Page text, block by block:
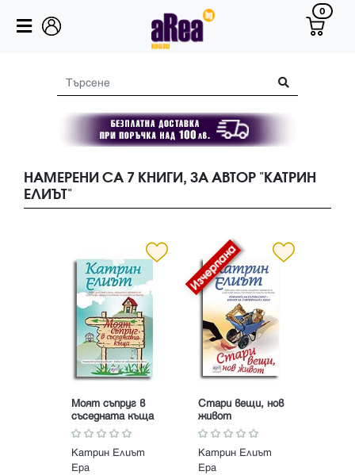
0
НАМЕРЕНИ СА 7 КНИГИ, ЗА АВТОР "КАТРИН
ЕЛИЪТ"
Моят съпруг в
съседната къща
Катрин Елиът
Ера
Стари вещи, нов
живот
Катрин Елиът
Ера